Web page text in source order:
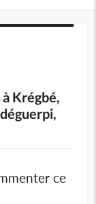
Krégbé,
ce